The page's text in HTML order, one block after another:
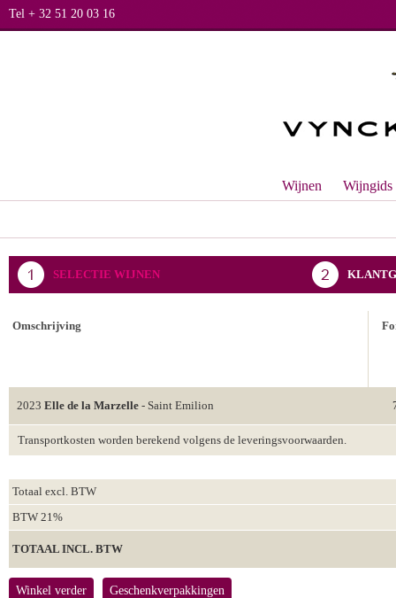
Tel + 32 51 20 03 16
Wijnen Wijngids
SELECTIE WIJNEN
Omschrijving
2023 Elle de la Marzelle - Saint Emilion
Transportkosten worden berekend volgens de leveringsvoorwaarden.
Totaal excl. BTW
BTW 21%
TOTAAL INCL. BTW
Winkel verder Geschenkverpakkingen